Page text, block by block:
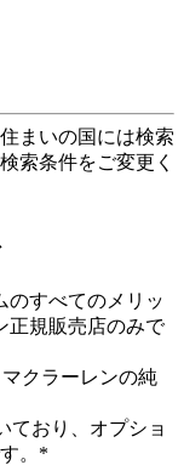
まいの国には検索
索条件をご変更く
のすべてのメリッ
正規販売店のみで
クラーレンの純
ており、オプショ
。*